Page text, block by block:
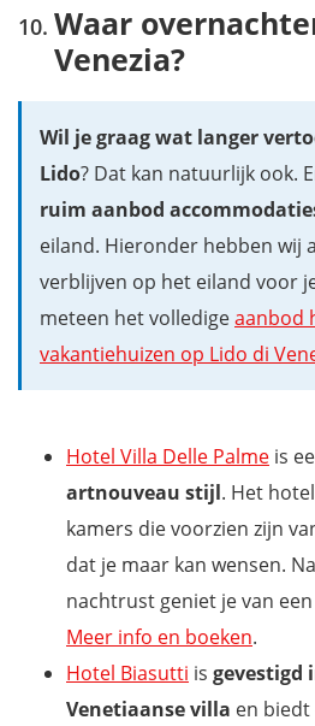
Waar
Venezia?
Wil je graag wat langer
Lido? Dat kan natuurlijk ook.
ruim aanbod
eiland. Hieronder hebben wij
verblijven op het eiland voor
meteen het volledigeaanbod
vakantiehuizen op Lido di
Hotel Villa Delle Palme is
artnouveau stijl. Het
kamers die voorzien zijn
dat je maar kan wensen.
nachtrust geniet je van
Meer info en boeken.
Hotel Biasutti is gevestigd
Venetiaanse villa en